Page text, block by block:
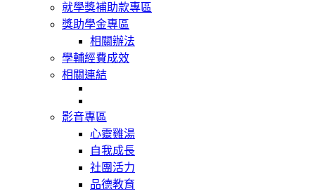
就學獎補助款專區
獎助學金專區
相關辦法
學輔經費成效
相關連結
影音專區
心靈雞湯
自我成長
社團活力
品德教育